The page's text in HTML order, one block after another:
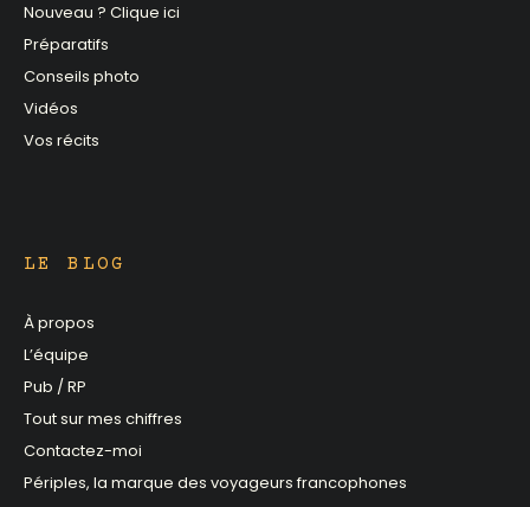
Nouveau ? Clique ici
Préparatifs
Conseils photo
Vidéos
Vos récits
LE BLOG
À propos
L’équipe
Pub / RP
Tout sur mes chiffres
Contactez-moi
Périples, la marque des voyageurs francophones